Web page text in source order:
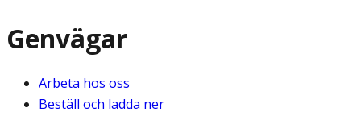
Genvägar
Arbeta hos oss
Beställ och ladda ner